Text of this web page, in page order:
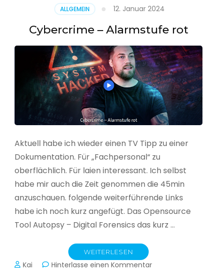
Produktion
ALLGEMEIN 12. Januar 2024
Cybercrime – Alarmstufe rot
Aktuell habe ich wieder einen TV Tipp zu einer
Dokumentation. Für „Fachpersonal“ zu
oberflächlich. Für laien interessant. Ich selbst
habe mir auch die Zeit genommen die 45min
anzuschauen. folgende weiterführende Links
habe ich noch kurz angefügt. Das Opensource
Tool Autopsy – Digital Forensics das kurz …
WEITERLESEN
Kai Hinterlasse einen Kommentarzu